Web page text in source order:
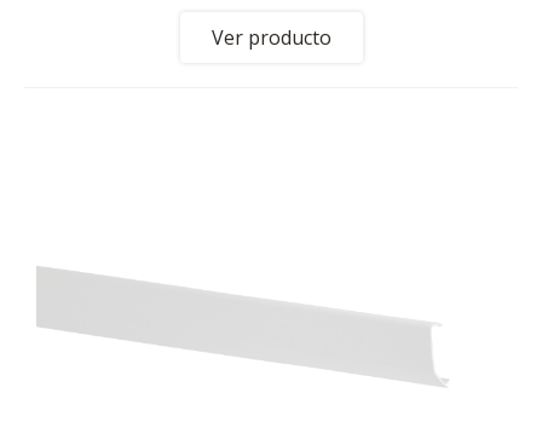
Ver producto